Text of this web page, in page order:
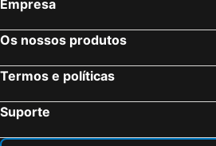
Reinhardtsdorf-Schöna, bed and breakfasts
Reichenbach, bed and breakfasts
Jonsdorf, bed and breakfasts
Krompach, bed and breakfasts
Bad Gottleuba-Berggießhübel, bed and breakfasts
Empresa
Os nossos produtos
Termos e políticas
Suporte